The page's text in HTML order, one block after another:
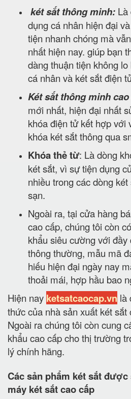
két sắt thông minh: Là
dụng cá nhân hiện đại
tiện nhanh chóng mà
nhất hiện nay. giúp bạn
dàng thuận tiện không
cá nhân và két sắt điện
Két sắt thông minh
mới nhất, hiện đại nhất
khóa điện tử kết hợp với
khóa két sắt thông qua
Khóa thẻ từ: Là dòng
két sắt, vì sự tiện dụng
nhiều trong các dòng
sạn.
Ngoài ra, tại cửa hàng
cao cấp, chúng tôi còn
khẩu siêu cường với đầy
thông thường, mẫu mã
hiếu hiện đại ngày nay
thoải mái, hợp hầu bao
Hiện nay ketsatcaocap.vn là
thức của nhà sản xuất két sắt
Ngoài ra chúng tôi còn cung
khẩu cao cấp cho thị trường
lý chính hãng.
Các sản phẩm két sắt
máy két sắt cao cấp